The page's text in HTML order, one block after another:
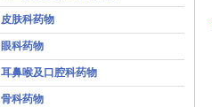
皮肤科药物
眼科药物
耳鼻喉及口腔科药物
骨科药物